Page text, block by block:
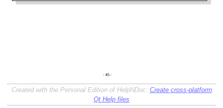
Created with the Personal Edition of HelpNDoc: Create cross-platform
Qt Help files